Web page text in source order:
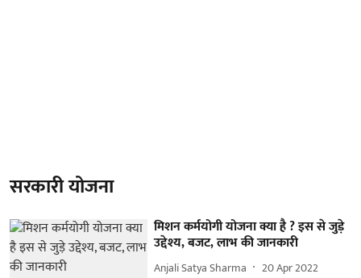
सरकारी योजना
मिशन कर्मयोगी योजना क्या है ? इस से जुड़े
उद्देश्य, बजट, लाभ की जानकारी
Anjali Satya Sharma 20 Apr 2022